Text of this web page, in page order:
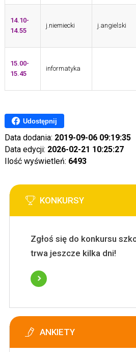
14.10-
14.55
j.niemiecki j.angielski
15.00-
15.45
informatyka
Udostępnij
Data dodania: 2019-09-06 09:19:35
Data edycji: 2026-02-21 10:25:27
Ilość wyświetleń: 6493
KONKURSY
Zgłoś się do konkursu
trwa jeszcze kilka dni!
ANKIETY